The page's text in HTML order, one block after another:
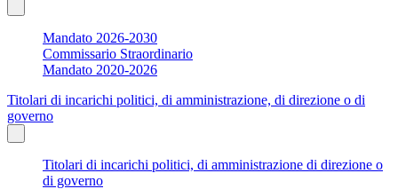
Mandato 2026-2030
Commissario Straordinario
Mandato 2020-2026
Titolari di incarichi politici, di amministrazione, di direzione o di
governo
Titolari di incarichi politici, di amministrazione di direzione o
di governo